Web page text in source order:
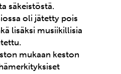
säkeistöstä.
oli jätetty pois
lisäksi musiikillisia
mukaan keston